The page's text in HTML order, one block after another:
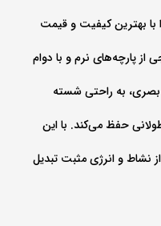
با بهترین کیفیت و قیمت
پارچه‌های نرم و با دوام
به راحتی شسته
حفظ می‌کند. با این
نشاط و انرژی مثبت تبدیل